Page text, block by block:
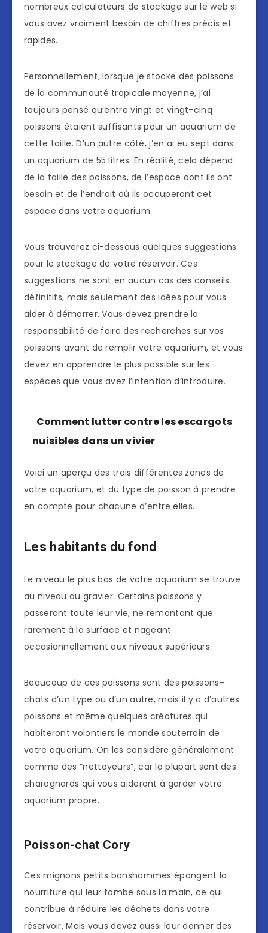
nombreux calculateurs de stockage sur le web si
vous avez vraiment besoin de chiffres précis et
rapides.
Personnellement, lorsque je stocke des poissons
de la communauté tropicale moyenne, j’ai
toujours pensé qu’entre vingt et vingt-cinq
poissons étaient suffisants pour un aquarium de
cette taille. D’un autre côté, j’en ai eu sept dans
un aquarium de 55 litres. En réalité, cela dépend
de la taille des poissons, de l’espace dont ils ont
besoin et de l’endroit où ils occuperont cet
espace dans votre aquarium.
Vous trouverez ci-dessous quelques suggestions
pour le stockage de votre réservoir. Ces
suggestions ne sont en aucun cas des conseils
définitifs, mais seulement des idées pour vous
aider à démarrer. Vous devez prendre la
responsabilité de faire des recherches sur vos
poissons avant de remplir votre aquarium, et vous
devez en apprendre le plus possible sur les
espèces que vous avez l’intention d’introduire.
Comment lutter contre les escargots
nuisibles dans un vivier
Voici un aperçu des trois différentes zones de
votre aquarium, et du type de poisson à prendre
en compte pour chacune d’entre elles.
Les habitants du fond
Le niveau le plus bas de votre aquarium se trouve
au niveau du gravier. Certains poissons y
passeront toute leur vie, ne remontant que
rarement à la surface et nageant
occasionnellement aux niveaux supérieurs.
Beaucoup de ces poissons sont des poissons-
chats d’un type ou d’un autre, mais il y a d’autres
poissons et même quelques créatures qui
habiteront volontiers le monde souterrain de
votre aquarium. On les considère généralement
comme des “nettoyeurs”, car la plupart sont des
charognards qui vous aideront à garder votre
aquarium propre.
Poisson-chat Cory
Ces mignons petits bonshommes épongent la
nourriture qui leur tombe sous la main, ce qui
contribue à réduire les déchets dans votre
réservoir. Mais vous devez aussi leur donner des